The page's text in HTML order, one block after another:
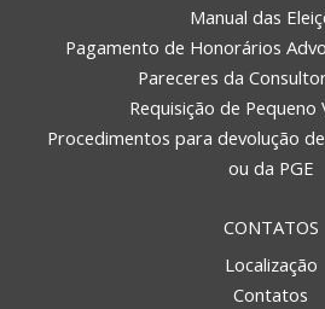
Manual das
Pagamento de Honorários
Pareceres da
Requisição de Pequeno
Procedimentos para devolução
ou da PGE
CONTATOS
Localização
Contatos